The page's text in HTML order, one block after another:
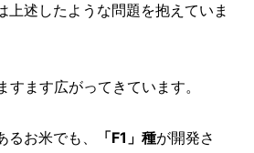
上述したような問題を抱えていま
すます広がってきています。
お米でも、 「F1」種が開発さ